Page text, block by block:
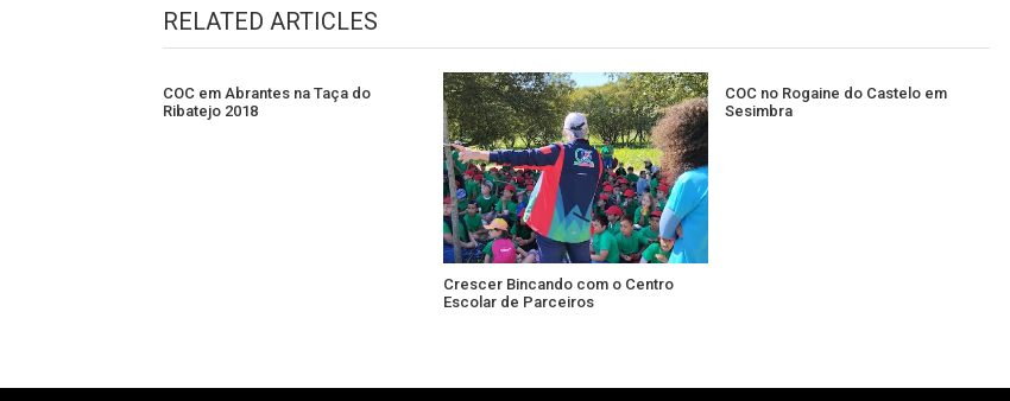
RELATED ARTICLES
COC em Abrantes na Taça do
Ribatejo 2018
Crescer Bincando com o Centro
Escolar de Parceiros
COC no Rogaine do Castelo em
Sesimbra